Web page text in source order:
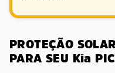
PROTEÇÃO
PARA SEU Kia